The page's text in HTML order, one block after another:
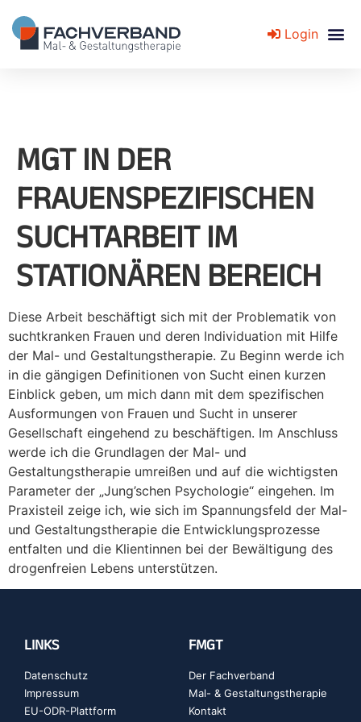
Login
MGT IN DER
FRAUENSPEZIFISCHEN
SUCHTARBEIT IM
STATIONÄREN BEREICH
Diese Arbeit beschäftigt sich mit der Problematik von
suchtkranken Frauen und deren Individuation mit Hilfe
der Mal- und Gestaltungstherapie. Zu Beginn werde ich
in die gängigen Definitionen von Sucht einen kurzen
Einblick geben, um mich dann mit dem spezifischen
Ausformungen von Frauen und Sucht in unserer
Gesellschaft eingehend zu beschäftigen. Im Anschluss
werde ich die Grundlagen der Mal- und
Gestaltungstherapie umreißen und auf die wichtigsten
Parameter der „Jung’schen Psychologie“ eingehen. Im
Praxisteil zeige ich, wie sich im Spannungsfeld der Mal-
und Gestaltungstherapie die Entwicklungsprozesse
entfalten und die Klientinnen bei der Bewältigung des
drogenfreien Lebens unterstützen.
LINKS
Datenschutz
Impressum
EU-ODR-Plattform
FMGT
Der Fachverband
Mal- & Gestaltungstherapie
Kontakt